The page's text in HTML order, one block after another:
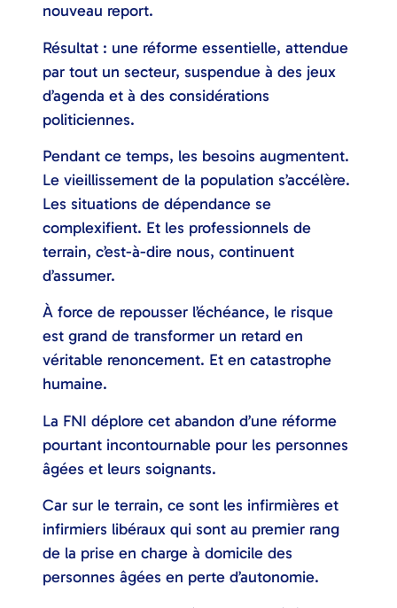
nouveau report.
Résultat : une réforme essentielle, attendue
par tout un secteur, suspendue à des jeux
d’agenda et à des considérations
politiciennes.
Pendant ce temps, les besoins augmentent.
Le vieillissement de la population s’accélère.
Les situations de dépendance se
complexifient. Et les professionnels de
terrain, c’est-à-dire nous, continuent
d’assumer.
À force de repousser l’échéance, le risque
est grand de transformer un retard en
véritable renoncement. Et en catastrophe
humaine.
La FNI déplore cet abandon d’une réforme
pourtant incontournable pour les personnes
âgées et leurs soignants.
Car sur le terrain, ce sont les infirmières et
infirmiers libéraux qui sont au premier rang
de la prise en charge à domicile des
personnes âgées en perte d’autonomie.